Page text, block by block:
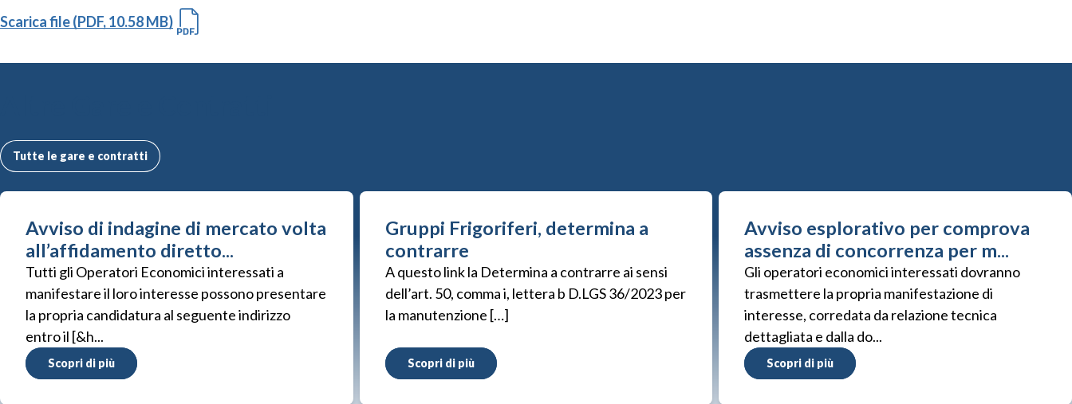
Scarica file (PDF, 10.58 MB)
Tutte le gare e contratti
Avviso di indagine di mercato volta
all’affidamento diretto...
Tutti gli Operatori Economici interessati a
manifestare il loro interesse possono presentare
la propria candidatura al seguente indirizzo
entro il [&h...
Scopri di più
Gruppi Frigoriferi, determina a
contrarre
A questo link la Determina a contrarre ai sensi
dell’art. 50, comma i, lettera b D.LGS 36/2023 per
la manutenzione […]
Scopri di più
Avviso esplorativo per comprova
assenza di concorrenza per m...
Gli operatori economici interessati dovranno
trasmettere la propria manifestazione di
interesse, corredata da relazione tecnica
dettagliata e dalla do...
Scopri di più